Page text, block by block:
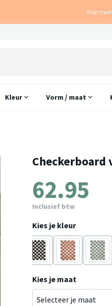
Nog
Kleur Vorm / maat
Checkerboard
62.95
Inclusief btw
Kies je kleur
Zwart/WitWit Groen
Kies je maat